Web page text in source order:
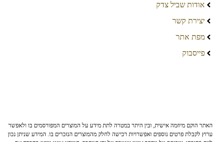
אודות שביל צדק
יצירת קשר
מפת אתר
פייסבוק
האתר הוקם מיוזמה אישית, ובין היתר במטרה לתת מידע על המוצרים המפורסמים בו ולאפשר
ערוץ לקבלת פרטים נוספים ואפשרויות רכישה לחלק מהמוצרים הנזכרים בו. המידע שניתן נכון